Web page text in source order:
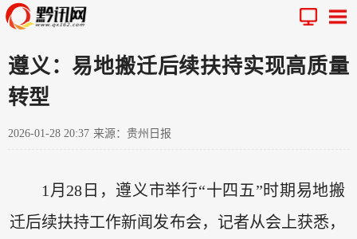
遵义：易地搬迁后续扶持实现高质量
转型
2026-01-28 20:37 来源：贵州日报
1月28日，遵义市举行“十四五”时期易地搬
迁后续扶持工作新闻发布会，记者从会上获悉，